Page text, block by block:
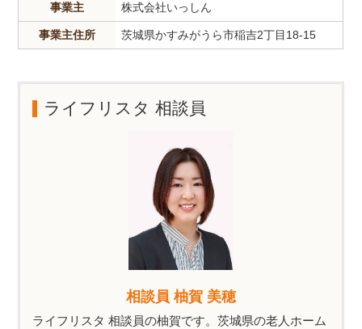
事業主 株式会社いっしん
事業主住所 茨城県かすみがうら市稲吉2丁目18-15
ライフリスタ 相談員
相談員 柚賀 美穂
ライフリスタ 相談員の柚賀です。茨城県の老人ホーム